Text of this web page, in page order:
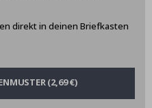
direkt in deinen Briefkasten
KAUFE TAPETENMUSTER (2,69 €)